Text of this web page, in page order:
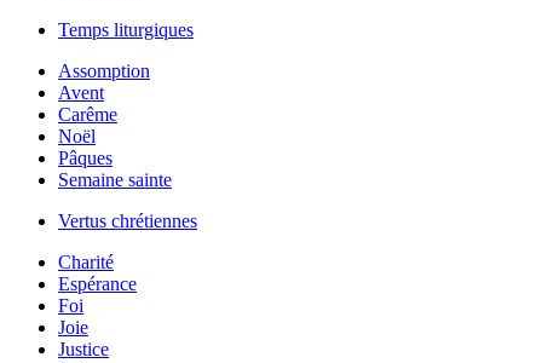
Temps liturgiques
Assomption
Avent
Carême
Noël
Pâques
Semaine sainte
Vertus chrétiennes
Charité
Espérance
Foi
Joie
Justice